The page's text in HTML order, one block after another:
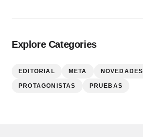
Explore Categories
EDITORIAL META NOVEDADES
PROTAGONISTAS PRUEBAS